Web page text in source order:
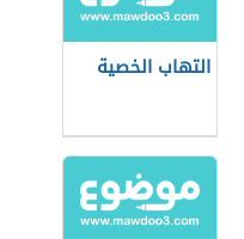
التهاب الخصية